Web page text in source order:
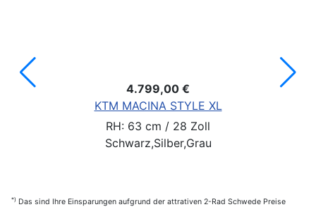
4.799,00 €
KTM MACINA STYLE XL
RH: 63 cm / 28 Zoll
Schwarz,Silber,Grau
*) Das sind Ihre Einsparungen aufgrund der attrativen 2-Rad Schwede Preise